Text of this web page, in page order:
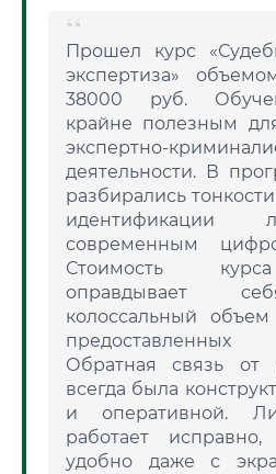
Прошел курс
экспертиза»
38000 руб.
крайне полезным
экспертно-
деятельности. В
разбирались
идентификации
современным
Стоимость
оправдывает
колоссальный объем
Обратная связь от
всегда была
и оперативной.
работает
удобно даже с